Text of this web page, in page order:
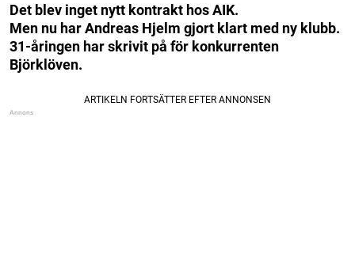
Det blev inget nytt kontrakt hos AIK.
Men nu har Andreas Hjelm gjort klart med ny klubb.
31-åringen har skrivit på för konkurrenten
Björklöven.